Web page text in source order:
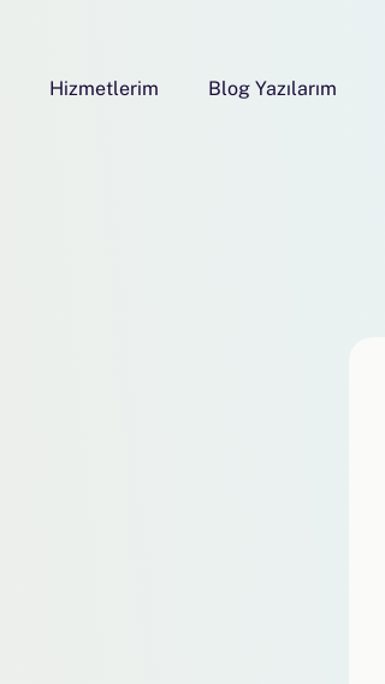
Hizmetlerim Blog Yazılarım